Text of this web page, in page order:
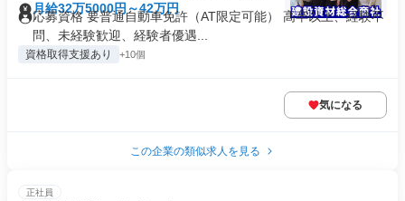
月給32万5000円～42万円
応募資格 要普通自動車免許（AT限定可能） 高卒以上、経験不
問、未経験歓迎、経験者優遇...
資格取得支援あり +10個
気になる
この企業の類似求人を見る
正社員